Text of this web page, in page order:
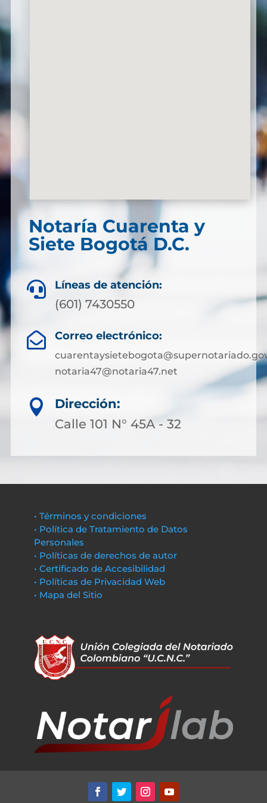
Notaría Cuarenta y
Siete Bogotá D.C.
 Líneas de atención:
(601) 7430550
 Correo electrónico:
notaria47@notaria47.net

Dirección:
Calle 101 N° 45A - 32
• Términos y condiciones
• Política de Tratamiento de Datos
Personales
• Políticas de derechos de autor
• Certificado de Accesibilidad
• Políticas de Privacidad Web
• Mapa del Sitio